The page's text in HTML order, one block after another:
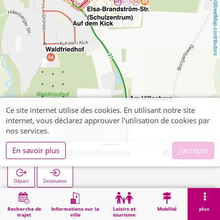
OpenStreetMap contributors
Recherche de
trajet
Informations sur la
ville
Loisirs et
tourisme
Mobilité plus
Herzogenrath Schulzentrum
Départ Destination
Démarrage Herzogenrath Schulzentrum
Ce site internet utilise des cookies. En utilisant notre site
internet, vous déclarez approuver l'utilisation de cookies par
nos services.
En savoir plus
J'accepte